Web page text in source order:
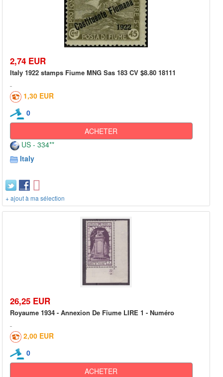
2,74 EUR
Italy 1922 stamps Fiume MNG Sas 183 CV $8.80 18111
1,30 EUR
0
ACHETER
US - 334**
Italy
+ ajout à ma sélection
26,25 EUR
Royaume 1934 - Annexion De Fiume LIRE 1 - Numéro
2,00 EUR
0
ACHETER